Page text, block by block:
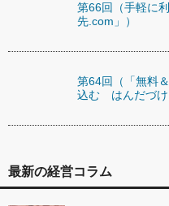
第66回（手軽に
先.com」）
第64回（「無料
込む はんだづけ
最新の経営コラム